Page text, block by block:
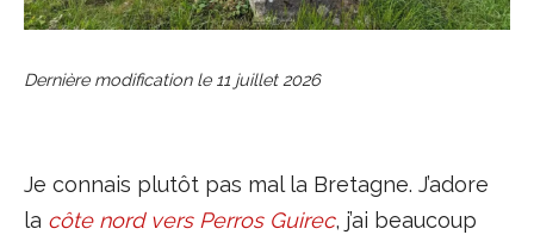
Dernière modification le 11 juillet 2026
Je connais plutôt pas mal la Bretagne. J’adore
la côte nord vers Perros Guirec, j’ai beaucoup